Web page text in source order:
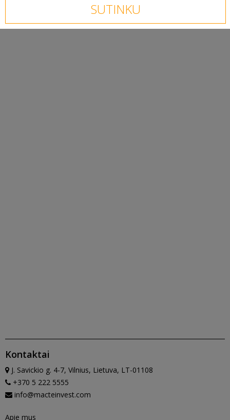
Kontaktai
J. Savickio g. 4-7, Vilnius, Lietuva, LT-01108
+370 5 222 5555
info@macteinvest.com
Apie mus
ir supratote ĮSPĖJIMĄ DĖL DIDELĖS INVESTAVIMO RIZIKOS.
SUTINKU